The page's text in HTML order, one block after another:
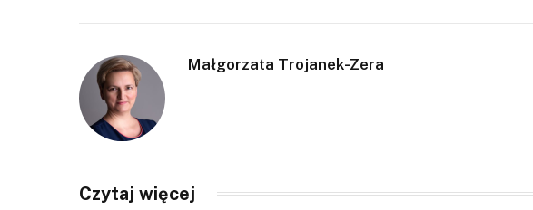
Małgorzata Trojanek-Zera
Czytaj więcej